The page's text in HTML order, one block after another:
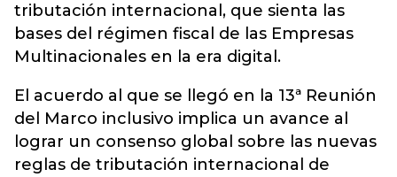
tributación internacional, que sienta las
bases del régimen fiscal de las Empresas
Multinacionales en la era digital.
El acuerdo al que se llegó en la 13ª Reunión
del Marco inclusivo implica un avance al
lograr un consenso global sobre las nuevas
reglas de tributación internacional de